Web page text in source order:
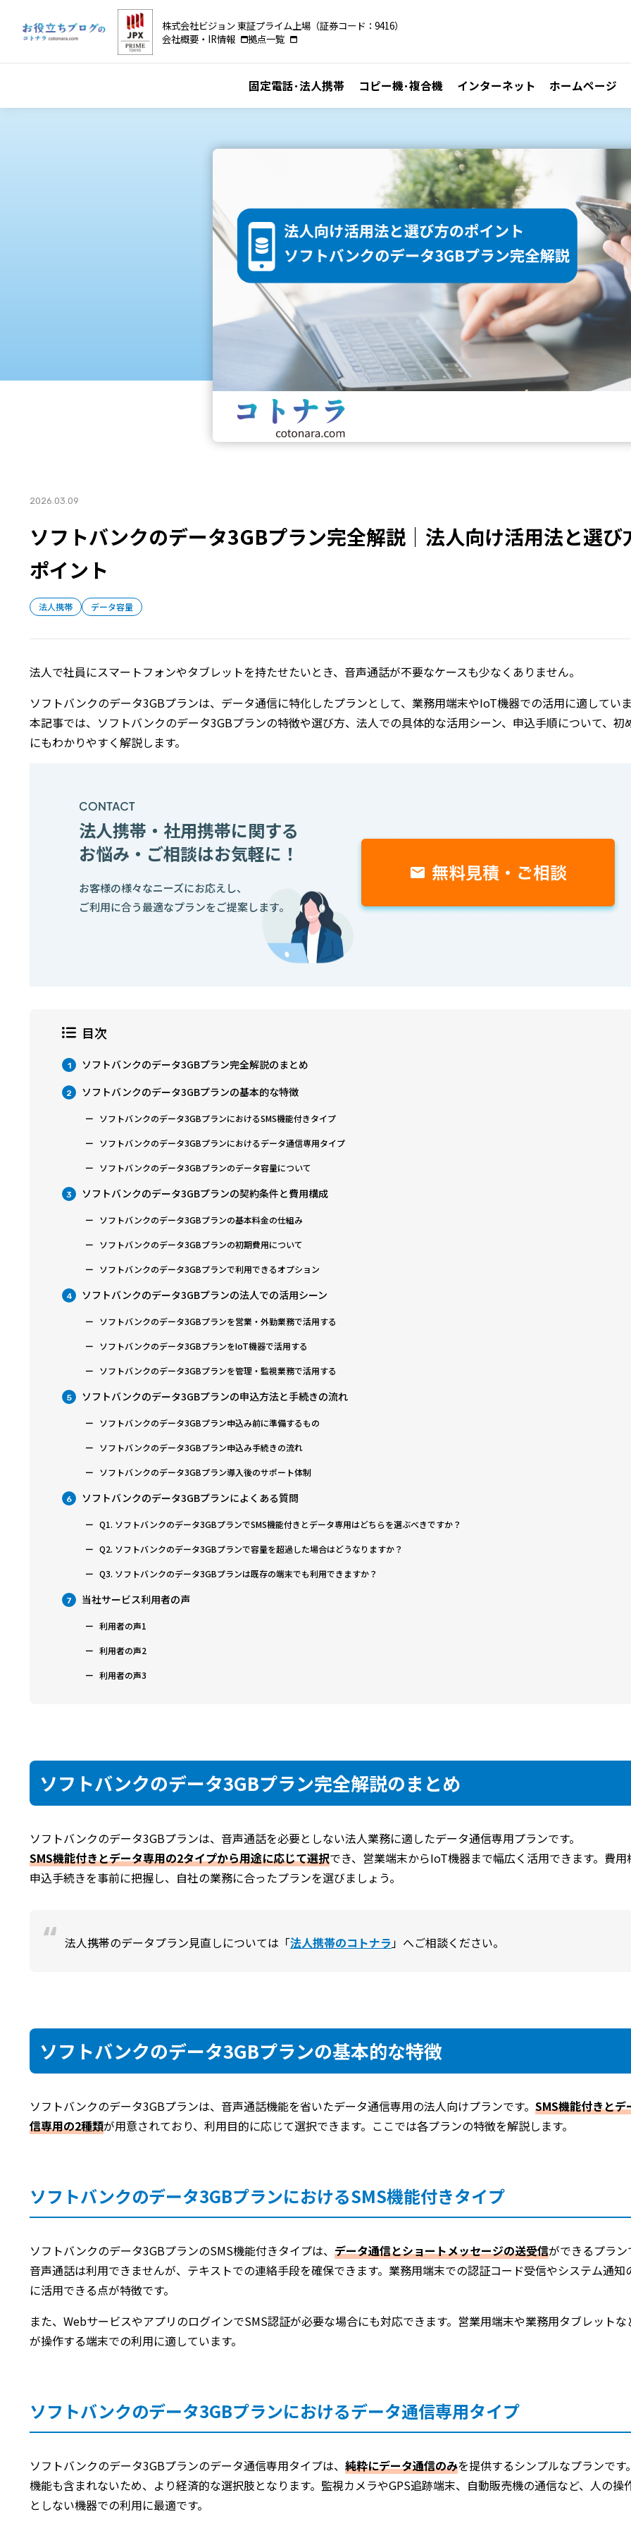
株式会社ビジョン 東証プライム上場（証券コード：9416）
会社概要・IR情報
拠点一覧
固定電話･法人携帯 コピー機･複合機 インターネット ホームページ
2026.03.09
ソフトバンクのデータ3GBプラン完全解説｜法人向け活用法と選び
ポイント
法人携帯 データ容量
法人で社員にスマートフォンやタブレットを持たせたいとき、音声通話が不要なケースも少なくありません。
ソフトバンクのデータ3GBプランは、データ通信に特化したプランとして、業務用端末やIoT機器での活用に適してい
本記事では、ソフトバンクのデータ3GBプランの特徴や選び方、法人での具体的な活用シーン、申込手順について、初
にもわかりやすく解説します。
法人携帯・社用携帯に関する
お悩み・ご相談はお気軽に！
お客様の様々なニーズにお応えし、
ご利用に合う最適なプランをご提案します。
目次
1 ソフトバンクのデータ3GBプラン完全解説のまとめ
2 ソフトバンクのデータ3GBプランの基本的な特徴
ソフトバンクのデータ3GBプランにおけるSMS機能付きタイプ
ソフトバンクのデータ3GBプランにおけるデータ通信専用タイプ
ソフトバンクのデータ3GBプランのデータ容量について
3 ソフトバンクのデータ3GBプランの契約条件と費用構成
ソフトバンクのデータ3GBプランの基本料金の仕組み
ソフトバンクのデータ3GBプランの初期費用について
ソフトバンクのデータ3GBプランで利用できるオプション
4 ソフトバンクのデータ3GBプランの法人での活用シーン
ソフトバンクのデータ3GBプランを営業・外勤業務で活用する
ソフトバンクのデータ3GBプランをIoT機器で活用する
ソフトバンクのデータ3GBプランを管理・監視業務で活用する
5 ソフトバンクのデータ3GBプランの申込方法と手続きの流れ
ソフトバンクのデータ3GBプラン申込み前に準備するもの
ソフトバンクのデータ3GBプラン申込み手続きの流れ
ソフトバンクのデータ3GBプラン導入後のサポート体制
6 ソフトバンクのデータ3GBプランによくある質問
Q1. ソフトバンクのデータ3GBプランでSMS機能付きとデータ専用はどちらを選ぶべきですか？
Q2. ソフトバンクのデータ3GBプランで容量を超過した場合はどうなりますか？
Q3. ソフトバンクのデータ3GBプランは既存の端末でも利用できますか？
7 当社サービス利用者の声
利用者の声1
利用者の声2
利用者の声3
ソフトバンクのデータ3GBプラン完全解説のまとめ
ソフトバンクのデータ3GBプランは、音声通話を必要としない法人業務に適したデータ通信専用プランです。
SMS機能付きとデータ専用の2タイプから用途に応じて選択でき、営業端末からIoT機器まで幅広く活用できます。費用
申込手続きを事前に把握し、自社の業務に合ったプランを選びましょう。
法人携帯のデータプラン見直しについては「法人携帯のコトナラ」へご相談ください。
ソフトバンクのデータ3GBプランの基本的な特徴
ソフトバンクのデータ3GBプランは、音声通話機能を省いたデータ通信専用の法人向けプランです。 SMS機能付きとデ
信専用の2種類が用意されており、利用目的に応じて選択できます。ここでは各プランの特徴を解説します。
ソフトバンクのデータ3GBプランにおけるSMS機能付きタイプ
ソフトバンクのデータ3GBプランのSMS機能付きタイプは、 データ通信とショートメッセージの送受信ができるプラン
音声通話は利用できませんが、テキストでの連絡手段を確保できます。業務用端末での認証コード受信やシステム通知
に活用できる点が特徴です。
また、WebサービスやアプリのログインでSMS認証が必要な場合にも対応できます。営業用端末や業務用タブレットな
が操作する端末での利用に適しています。
ソフトバンクのデータ3GBプランにおけるデータ通信専用タイプ
ソフトバンクのデータ3GBプランのデータ通信専用タイプは、 純粋にデータ通信のみを提供するシンプルなプランです
機能も含まれないため、より経済的な選択肢となります。監視カメラやGPS追跡端末、自動販売機の通信など、人の操
としない機器での利用に最適です。